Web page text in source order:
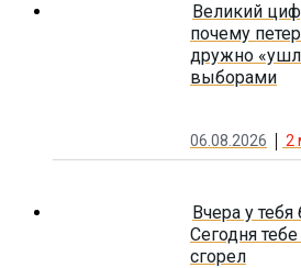
Великий
почему
дружно
выборами
06.08.2026 2
Вчера у
Сегодня
сгорел